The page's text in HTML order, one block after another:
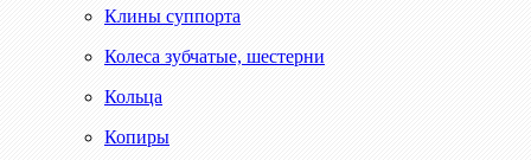
Клины суппорта
Колеса зубчатые, шестерни
Кольца
Копиры